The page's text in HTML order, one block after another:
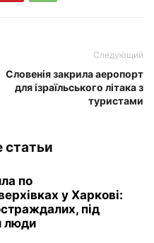
Следующий
Словенія закрила аеропорт
для ізраїльського літака з
туристами
по
у Харкові:
під
люди